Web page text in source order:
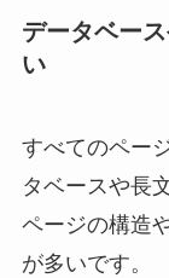
データベー
い
すべてのペー
タベースや長
ページの構造
が多いです。